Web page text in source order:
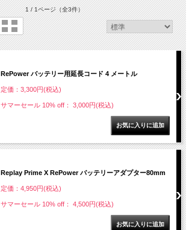
1 / 1ページ（全3件）
RePower バッテリー用延長コード 4 メートル
定価：3,300円(税込)
サマーセール 10% off： 3,000円(税込)
Replay Prime X RePower バッテリーアダプター80mm
定価：4,950円(税込)
サマーセール 10% off： 4,500円(税込)